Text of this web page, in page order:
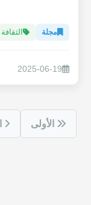
مجلة الثقافة
2025-06-19
الأولى